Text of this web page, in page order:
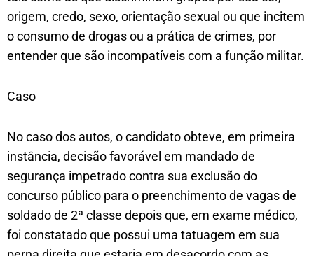
origem, credo, sexo, orientação sexual ou que incitem
o consumo de drogas ou a prática de crimes, por
entender que são incompatíveis com a função militar.
Caso
No caso dos autos, o candidato obteve, em primeira
instância, decisão favorável em mandado de
segurança impetrado contra sua exclusão do
concurso público para o preenchimento de vagas de
soldado de 2ª classe depois que, em exame médico,
foi constatado que possui uma tatuagem em sua